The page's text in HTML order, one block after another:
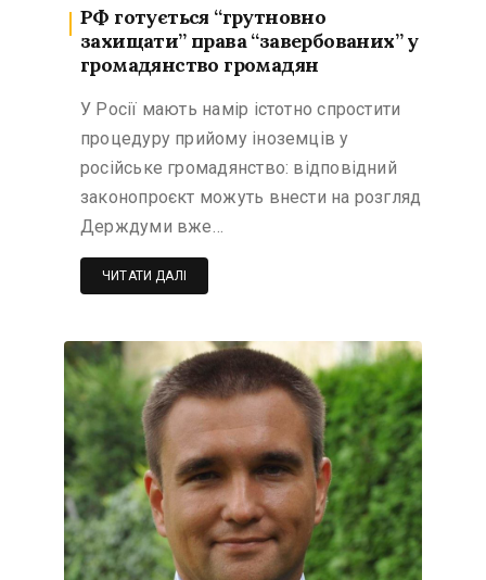
РФ готується “грутновно
захищати” права “завербованих” у
громадянство громадян
У Росії мають намір істотно спростити
процедуру прийому іноземців у
російське громадянство: відповідний
законопроєкт можуть внести на розгляд
Держдуми вже…
ЧИТАТИ ДАЛІ